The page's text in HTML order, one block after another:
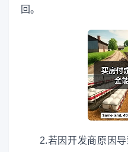
回。
2.若因开发商原因